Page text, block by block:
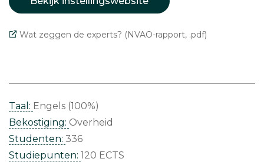
Wat zeggen de experts? (NVAO-rapport, .pdf)
Taal: Engels (100%)
Bekostiging: Overheid
Studenten: 336
Studiepunten: 120 ECTS